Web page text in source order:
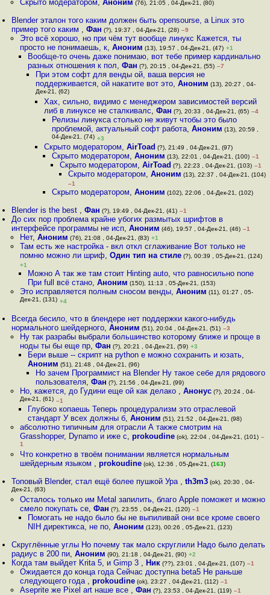
Скрыто модератором, Аноним (76), 21:05 , 04-Дек-21, (80)
Blender эталон того каким должен быть opensourse, а Linux это
пример того каким ,Фан (?), 19:37 , 04-Дек-21, (28) –9
Это всё хорошо, но при чём тут вообще линукс Кажется, ты
просто не понимаешь, к, Аноним (13), 19:57 , 04-Дек-21, (47) +1
Вообще-то очень даже понимаю, вот тебе пример кардинально
разных отношения к пол, Фан (?), 20:15 , 04-Дек-21, (55) –7
При этом софт для венды ой, ваша версия не
поддерживается, ой накатите вот это,Аноним (13), 20:27 , 04-
Дек-21, (62)
Хах, сильно, видимо с менеджером зависимостей версий
либ в линуксе не сталкивалс, Фан (?), 20:33 , 04-Дек-21, (65) –4
Релизы линукса столько не живут чтобы это было
проблемой, актуальный софт работа, Аноним (13), 20:59 ,
04-Дек-21, (74) +3
Скрыто модератором, AirToad (?), 21:49 , 04-Дек-21, (97)
Скрыто модератором, Аноним (13), 22:01 , 04-Дек-21, (100) –1
Скрыто модератором,AirToad (?), 22:23 , 04-Дек-21, (103) –1
Скрыто модератором, Аноним (13), 22:37 , 04-Дек-21, (104)
–1
Скрыто модератором, Аноним (102), 22:06 , 04-Дек-21, (102)
Blender is the best ,Фан (?), 19:49 , 04-Дек-21, (41) –1
До сих пор проблема крайне убогих размытых шрифтов в
интерфейсе программы не исп,Аноним (46), 19:57 , 04-Дек-21, (46) –1
Нет, Аноним (76), 21:08 , 04-Дек-21, (83) +1
Там есть же настройка - вкл откл сглаживание Вот только не
помню можно ли шриф, Один тип на стиле(?), 00:39 , 05-Дек-21, (124)
+1
Можно А так же там стоит Hinting auto, что равносильно none
При full всё стано, Аноним (150), 11:13 , 05-Дек-21, (153)
Это исправляется полным сносом венды, Аноним (11), 01:27 , 05-
Дек-21, (131) +4
Всегда бесило, что в блендере нет поддержки какого-нибудь
нормального шейдерного,Аноним (51), 20:04 , 04-Дек-21, (51) –3
Ну так разрабы выбрали большинство которому ближе и проще в
ноды ты бы еще пр, Фан (?), 20:21 , 04-Дек-21, (59) +3
Бери выше -- скрипт на python e можно сохранить и юзать,
Аноним (51), 21:48 , 04-Дек-21, (96)
Но зачем Программист на Blender Ну такое себе для рядового
пользователя,Фан (?), 21:56 , 04-Дек-21, (99)
Но, кажется, до Гудини еще ой как делако , Анонус(?), 20:24 , 04-
Дек-21, (61) –1
Глубоко копаешь Теперь процедурализм это отраслевой
стандарт У всех должны б, Аноним (51), 21:52 , 04-Дек-21, (98)
абсолютно типичным для отрасли А также смотрим на
Grasshopper, Dynamo и иже с, prokoudine(ok), 22:04 , 04-Дек-21, (101) –
1
Что конкретно в твоём понимании является нормальным
шейдерным языком , prokoudine(ok), 12:36 , 05-Дек-21, (163)
Топовый Blender, стал ещё более пушкой Ура ,th3m3 (ok), 20:30 , 04-
Дек-21, (63)
Осталось только им Metal запилить, благо Apple поможет и можно
смело покупать се, Фан (?), 23:55 , 04-Дек-21, (120) –1
Помогать не надо было бы не выпиливай они все кроме своего
NIH директикса, не по, Аноним (123), 00:26 , 05-Дек-21, (123)
Скруглённые углы Но почему так мало скруглили Надо было делать
радиус в 200 пи,Аноним (90), 21:18 , 04-Дек-21, (90) +2
Когда там выйдет Krita 5, и Gimp 3 , Ник (??), 23:01 , 04-Дек-21, (107) –1
Ожидается до конца года Сейчас доступна beta5 Не раньше
следующего года , prokoudine(ok), 23:27 , 04-Дек-21, (112) –1
Aseprite же Pixel art наше все , Фан (?), 23:53 , 04-Дек-21, (119) –1